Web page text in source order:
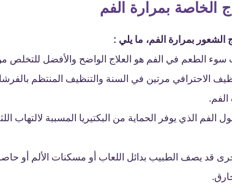
الخاصة بمرارة الفم
بمرارة الفم، ما يلي :
الطعم في الفم هو العلاج الواضح والأفضل للتخلص
الاحترافي مرتين في السنة والتنظيف المنتظم
الفم الذي يوفر الحماية من البكتيريا المسببة لالتهاب
قد يصف الطبيب بدائل اللعاب أو مسكنات الألم أو